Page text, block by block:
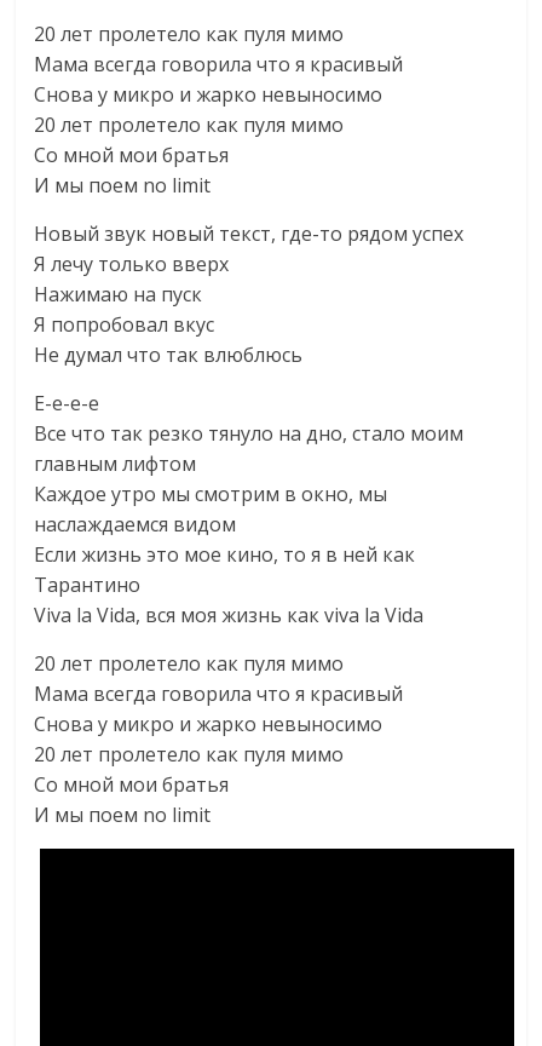
20 лет пролетело как пуля мимо
Мама всегда говорила что я красивый
Снова у микро и жарко невыносимо
20 лет пролетело как пуля мимо
Со мной мои братья
И мы поем no limit
Новый звук новый текст, где-то рядом успех
Я лечу только вверх
Нажимаю на пуск
Я попробовал вкус
Не думал что так влюблюсь
Е-е-е-е
Все что так резко тянуло на дно, стало моим
главным лифтом
Каждое утро мы смотрим в окно, мы
наслаждаемся видом
Если жизнь это мое кино, то я в ней как
Тарантино
Viva la Vida, вся моя жизнь как viva la Vida
20 лет пролетело как пуля мимо
Мама всегда говорила что я красивый
Снова у микро и жарко невыносимо
20 лет пролетело как пуля мимо
Со мной мои братья
И мы поем no limit